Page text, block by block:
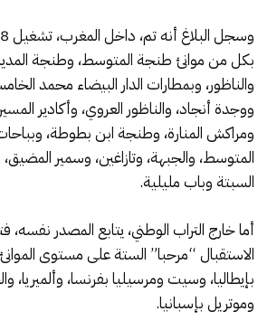
بكل من موانئ طنجة المتوسط، وطنجة
والناظور، وبمطارات الدار البيضاء محمد
ووجدة أنجاد، والناظور العروي، وأكادير
ومراكش المنارة، وطنجة ابن بطوطة،
المتوسط، والجبهة، وتازاغين، وسمير
السبتة وباب مليلية.
أما خارج التراب الوطني، يتابع المصدر نفسه،
الاستقبال “مرحبا” الستة على مستوى
بإيطاليا، وسيت ومرسيليا بفرنسا، وألميريا،
وموتريل بإسبانيا.